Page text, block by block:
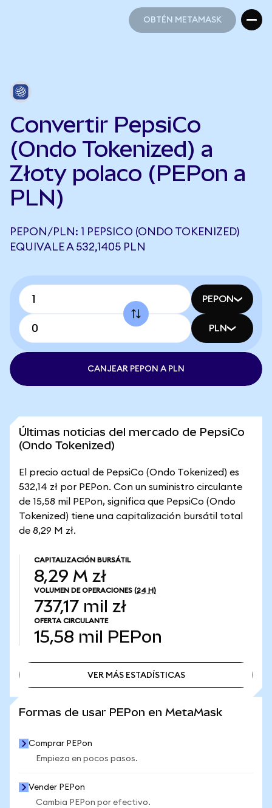
OBTÉN METAMASK
Convertir PepsiCo
(Ondo Tokenized) a
Złoty polaco (PEPon a
PLN)
PEPON/PLN: 1 PEPSICO (ONDO TOKENIZED)
EQUIVALE A 532,1405 PLN
PEPON
PLN
CANJEAR PEPON A PLN
Últimas noticias del mercado de PepsiCo
(Ondo Tokenized)
El precio actual de PepsiCo (Ondo Tokenized) es
532,14 zł por PEPon. Con un suministro circulante
de 15,58 mil PEPon, significa que PepsiCo (Ondo
Tokenized) tiene una capitalización bursátil total
de 8,29 M zł.
CAPITALIZACIÓN BURSÁTIL
8,29 M zł
VOLUMEN DE OPERACIONES (24 H)
737,17 mil zł
OFERTA CIRCULANTE
15,58 mil PEPon
VER MÁS ESTADÍSTICAS
Formas de usar PEPon en MetaMask
Comprar PEPon
Empieza en pocos pasos.
Vender PEPon
Cambia PEPon por efectivo.